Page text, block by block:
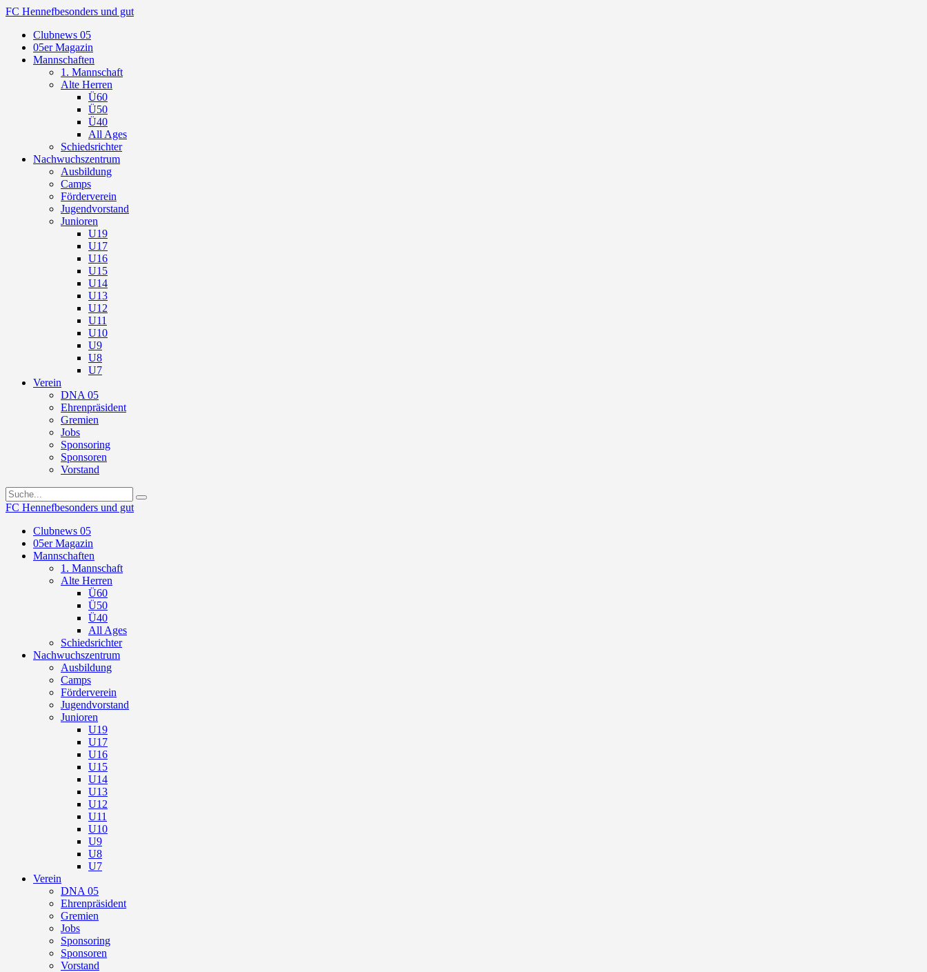
FC Hennefbesonders und gut
Clubnews 05
05er Magazin
Mannschaften
1. Mannschaft
Alte Herren
Ü60
Ü50
Ü40
All Ages
Schiedsrichter
Nachwuchszentrum
Ausbildung
Camps
Förderverein
Jugendvorstand
Junioren
U19
U17
U16
U15
U14
U13
U12
U11
U10
U9
U8
U7
Verein
DNA 05
Ehrenpräsident
Gremien
Jobs
Sponsoring
Sponsoren
Vorstand
FC Hennefbesonders und gut
Clubnews 05
05er Magazin
Mannschaften
1. Mannschaft
Alte Herren
Ü60
Ü50
Ü40
All Ages
Schiedsrichter
Nachwuchszentrum
Ausbildung
Camps
Förderverein
Jugendvorstand
Junioren
U19
U17
U16
U15
U14
U13
U12
U11
U10
U9
U8
U7
Verein
DNA 05
Ehrenpräsident
Gremien
Jobs
Sponsoring
Sponsoren
Vorstand